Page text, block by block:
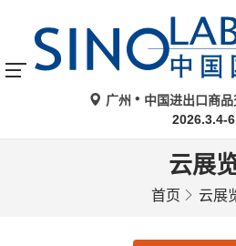
广州
中国进出口商
2026.3.4-6
云展
首页 云展